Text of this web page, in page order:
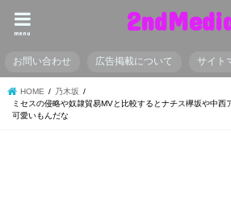
menu
お問い合わせ 広告掲載について サイト
HOME
乃木坂
ミセスの侵略や奴隷貿易MVと比較するとナチス欅坂や中西
可愛いもんだな